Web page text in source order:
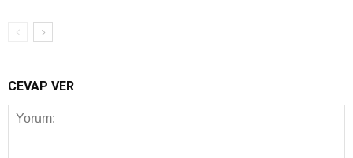
CEVAP VER